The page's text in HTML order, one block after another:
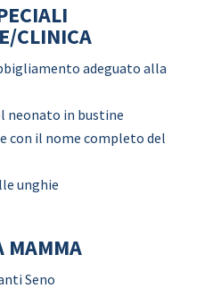
CLINICA
adeguato alla
neonato in bustine
con il nome completo del
unghie
MAMMA
Seno